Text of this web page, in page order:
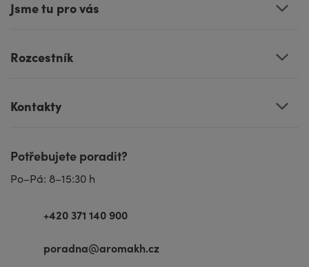
Jsme tu pro vás
Rozcestník
Kontakty
Potřebujete poradit?
Po–Pá: 8–15:30 h
+420 371 140 900
poradna@aromakh.cz